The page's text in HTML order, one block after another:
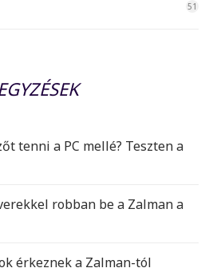
51
tenni a PC mellé? Teszten a
robban be a Zalman a
érkeznek a Zalman-tól